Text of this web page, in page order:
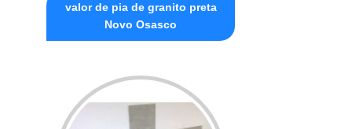
valor de pia de granito preta
Novo Osasco